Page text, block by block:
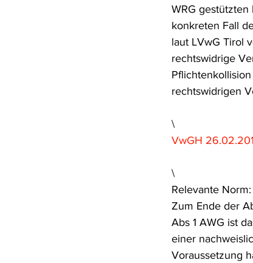
Wasserrecht RDU
WRG
konkreten Fall
laut LVwG Tirol
rechtswidrige
rechtswidrigen
\
VwGH
\
Relevante
Zum Ende der
Abs 1 AWG ist
einer
Voraussetzung